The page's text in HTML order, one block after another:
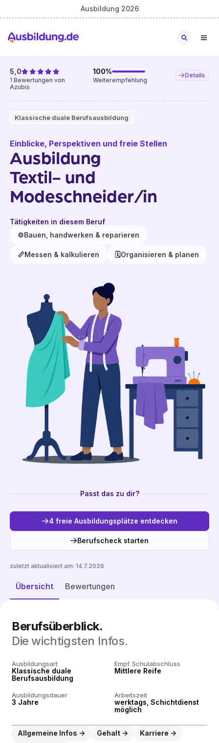
Ausbildung 2026
Klassische duale Berufsausbildung
5,0
1 Bewertungen von
Azubis
100%
Weiterempfehlung
Details
Einblicke, Perspektiven und freie Stellen
Ausbildung
Textil- und
Modeschneider/in
Tätigkeiten in diesem Beruf
⚙️Bauen, handwerken & reparieren
📏Messen & kalkulieren 🗓️Organisieren & planen
Passt das zu dir?
4 freie Ausbildungsplätze entdecken
Berufscheck starten
Übersicht Bewertungen
zuletzt aktualisiert am: 14.7.2026
Berufsüberblick.
Die wichtigsten Infos.
Ausbildungsart
Klassische duale
Berufsausbildung
Empf. Schulabschluss
Mittlere Reife
Ausbildungsdauer
3 Jahre
Arbeitszeit
werktags, Schichtdienst
möglich
Allgemeine Infos Gehalt
Karriere